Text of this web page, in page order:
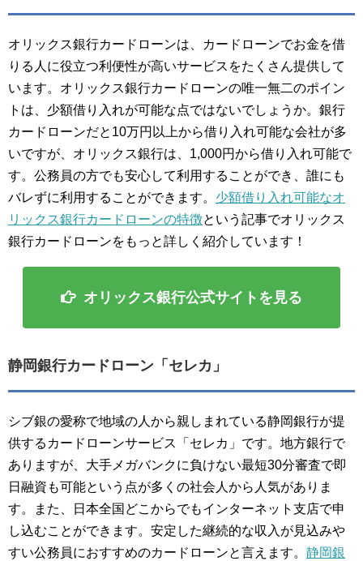
オリックス銀行カードローンは、カードローンでお金を借
りる人に役立つ利便性が高いサービスをたくさん提供して
います。オリックス銀行カードローンの唯一無二のポイン
トは、少額借り入れが可能な点ではないでしょうか。銀行
カードローンだと10万円以上から借り入れ可能な会社が多
いですが、オリックス銀行は、1,000円から借り入れ可能で
す。公務員の方でも安心して利用することができ、誰にも
バレずに利用することができます。 少額借り入れ可能なオ
リックス銀行カードローンの特徴という記事でオリックス
銀行カードローンをもっと詳しく紹介しています！
オリックス銀行公式サイトを見る
静岡銀行カードローン「セレカ」
シブ銀の愛称で地域の人から親しまれている静岡銀行が提
供するカードローンサービス「セレカ」です。地方銀行で
ありますが、大手メガバンクに負けない最短30分審査で即
日融資も可能という点が多くの社会人から人気がありま
す。また、日本全国どこからでもインターネット支店で申
し込むことができます。安定した継続的な収入が見込みや
すい公務員におすすめのカードローンと言えます。 静岡銀